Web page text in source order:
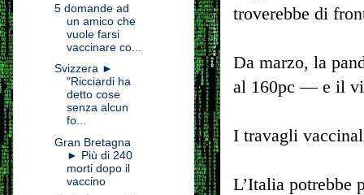
troverebbe di
Da marzo, la
al 160pc — e il
I travagli
L’Italia potrebbe
5 domande ad
un amico che
vuole farsi
vaccinare co...
Svizzera ►
"Ricciardi ha
detto cose
senza alcun
fo...
Gran Bretagna
► Più di 240
morti dopo il
vaccino